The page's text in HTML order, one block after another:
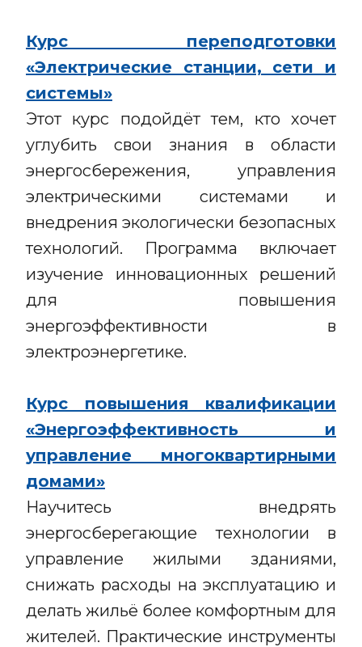
Курс переподготовки
«Электрические станции, сети и
системы»
Этот курс подойдёт тем, кто хочет
углубить свои знания в области
энергосбережения, управления
электрическими системами и
внедрения экологически безопасных
технологий. Программа включает
изучение инновационных решений
для повышения
энергоэффективности в
электроэнергетике.
Курс повышения квалификации
«Энергоэффективность и
управление многоквартирными
домами»
Научитесь внедрять
энергосберегающие технологии в
управление жилыми зданиями,
снижать расходы на эксплуатацию и
делать жильё более комфортным для
жителей. Практические инструменты